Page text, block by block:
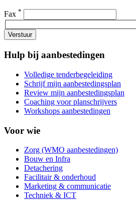
Fax *
Verstuur
Hulp bij aanbestedingen
Volledige tenderbegeleiding
Schrijf mijn aanbestedingsplan
Review mijn aanbestedingsplan
Coaching voor planschrijvers
Workshops aanbestedingen
Voor wie
Zorg (WMO aanbestedingen)
Bouw en Infra
Detachering
Facilitair & onderhoud
Marketing & communicatie
Techniek & ICT